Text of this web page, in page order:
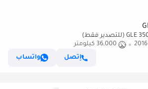
2016
36,000 كيلومتر
إتصل
واتساب